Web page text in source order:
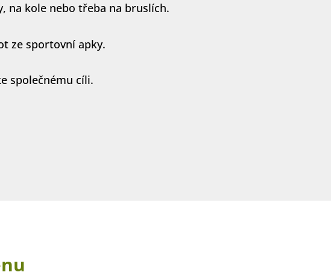
na kole nebo třeba na bruslích.
ze sportovní apky.
společnému cíli.